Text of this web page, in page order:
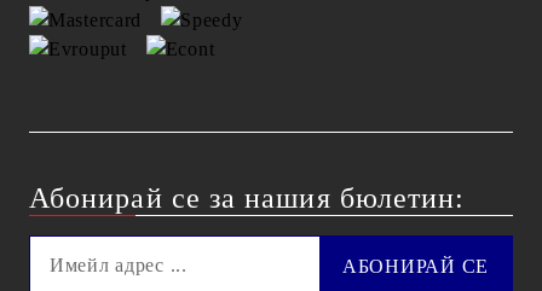
Абонирай се за нашия бюлетин: